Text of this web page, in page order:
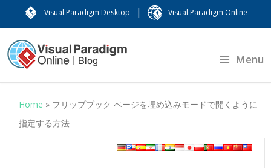
Visual Paradigm Desktop | Visual Paradigm Online
Menu
Home » フリップブック ページを埋め込みモードで開くように
指定する方法